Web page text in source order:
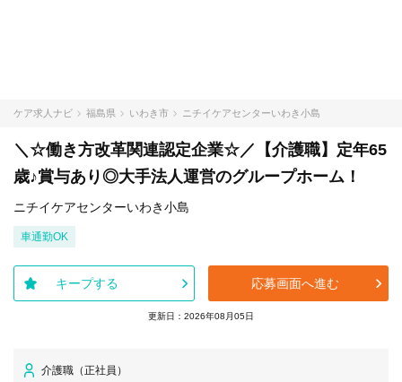
ケア求人ナビ 福島県 いわき市 ニチイケアセンターいわき小島
＼☆働き方改革関連認定企業☆／【介護職】定年65
歳♪賞与あり◎大手法人運営のグループホーム！
ニチイケアセンターいわき小島
車通勤OK
キープする 応募画面へ進む
更新日：2026年08月05日
介護職（正社員）